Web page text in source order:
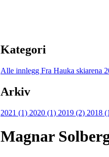
Kategori
Alle innlegg Fra Hauka skiarena
Arkiv
2021 (1) 2020 (1) 2019 (2) 2018
Magnar